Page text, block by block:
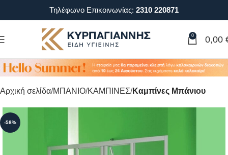
Τηλέφωνο Επικοινωνίας: 2310 220871
0 0,00
Αρχική σελίδα ΜΠΑΝΙΟ ΚΑΜΠΙΝΕΣ Καμπίνες Μπάνιου
-58%